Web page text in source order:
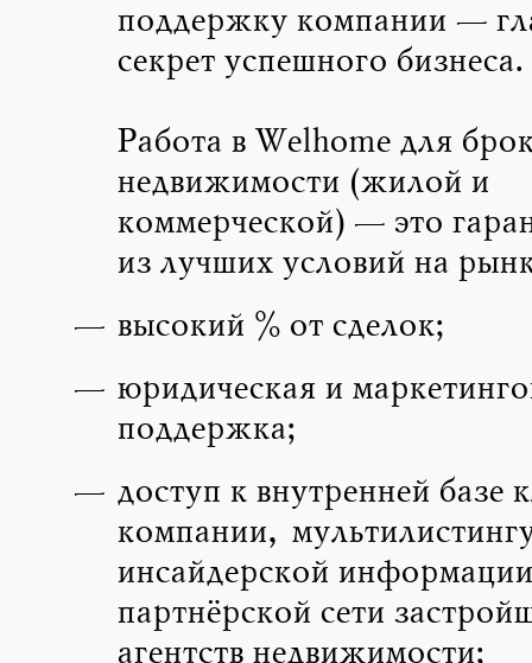
поддержку компании —
секрет успешного бизнеса.
Работа в Welhome для
недвижимости (жилой и
коммерческой) — это
из лучших условий на
высокий % от сделок;
юридическая и
поддержка;
доступ к внутренней базе
компании,
инсайдерской
партнёрской сети
агентств недвижимости;